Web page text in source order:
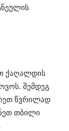
ქაღალდის
შემდეგ
წვრილად
თბილი